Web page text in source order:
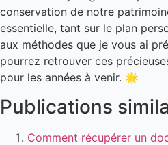
conservation de notre
essentielle, tant sur le plan
aux méthodes que je vous ai
pourrez retrouver ces
pour les années à venir. 🌟
Publications
Comment récupérer un